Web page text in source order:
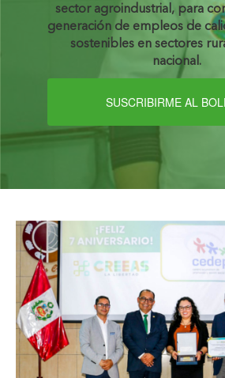
sector agroindustrial, para
generación de empleos de
sostenibles en sectores
nacional.
SUSCRIBIRME AL